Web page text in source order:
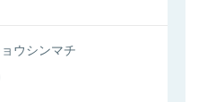
ウシンマチ